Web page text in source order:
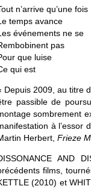
n’arrive qu’une fois
temps avance
événements ne se
pas
que luise
qui est
Depuis 2009, au titre
passible de
sombrement
à l’essor
Herbert, Frieze
AND
films,
(2010) et